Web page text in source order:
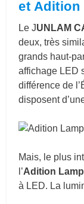
Le JUNLAM
deux, très
grands haut-
affichage LED
différence de
disposent
Mais, le plus
l’Adition
à LED. La